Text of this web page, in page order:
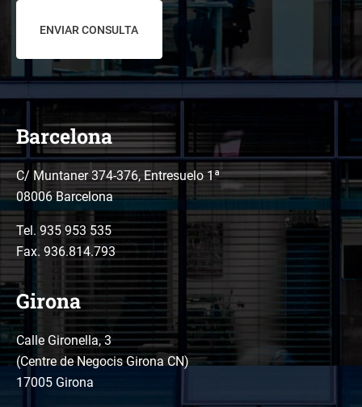
Barcelona
C/ Muntaner 374-376, Entresuelo 1ª
08006 Barcelona
Tel. 935 953 535
Fax. 936.814.793
Girona
Calle Gironella, 3
(Centre de Negocis Girona CN)
17005 Girona